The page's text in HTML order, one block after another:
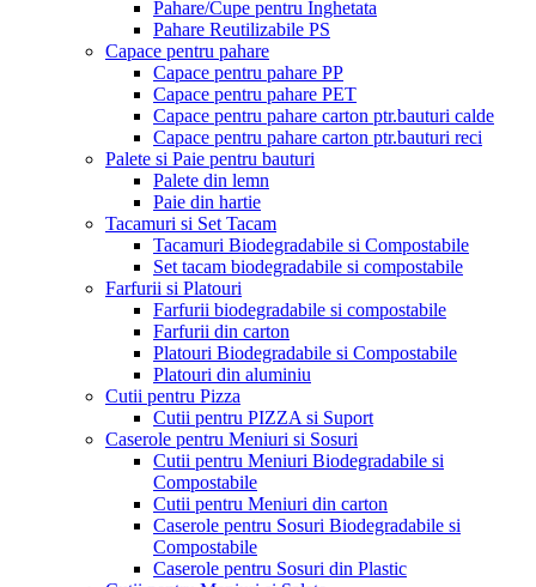
Pahare/Cupe pentru Inghetata
Pahare Reutilizabile PS
Capace pentru pahare
Capace pentru pahare PP
Capace pentru pahare PET
Capace pentru pahare carton ptr.bauturi calde
Capace pentru pahare carton ptr.bauturi reci
Palete si Paie pentru bauturi
Palete din lemn
Paie din hartie
Tacamuri si Set Tacam
Tacamuri Biodegradabile si Compostabile
Set tacam biodegradabile si compostabile
Farfurii si Platouri
Farfurii biodegradabile si compostabile
Farfurii din carton
Platouri Biodegradabile si Compostabile
Platouri din aluminiu
Cutii pentru Pizza
Cutii pentru PIZZA si Suport
Caserole pentru Meniuri si Sosuri
Cutii pentru Meniuri Biodegradabile si
Compostabile
Cutii pentru Meniuri din carton
Caserole pentru Sosuri Biodegradabile si
Compostabile
Caserole pentru Sosuri din Plastic